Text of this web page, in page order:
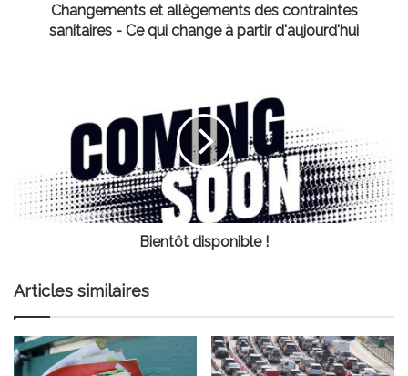
changeChangements et allègements des contraintes
sanitaires - Ce qui change à partir d'aujourd'hui
Bientôt disponible !
Articles similaires